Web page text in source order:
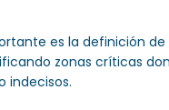
es la definición
zonas críticas
indecisos.